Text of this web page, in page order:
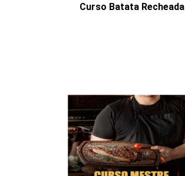
Curso Batata Recheada